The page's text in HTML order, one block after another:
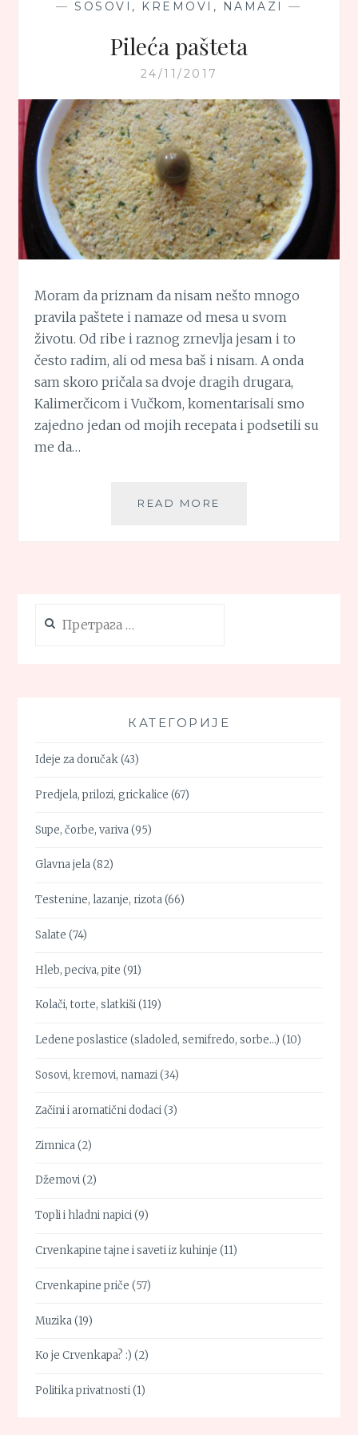
—SOSOVI, KREMOVI, NAMAZI —
Pileća pašteta
24/11/2017
Moram da priznam da nisam nešto mnogo
pravila paštete i namaze od mesa u svom
životu. Od ribe i raznog zrnevlja jesam i to
često radim, ali od mesa baš i nisam. A onda
sam skoro pričala sa dvoje dragih drugara,
Kalimerčicom i Vučkom, komentarisali smo
zajedno jedan od mojih recepata i podsetili su
me da…
READ MORE
за:
КАТЕГОРИЈЕ
Ideje za doručak(43)
Predjela, prilozi, grickalice (67)
Supe, čorbe, variva(95)
Glavna jela(82)
Testenine, lazanje, rizota(66)
Salate (74)
Hleb, peciva, pite (91)
Kolači, torte, slatkiši(119)
Ledene poslastice (sladoled, semifredo, sorbe…) (10)
Sosovi, kremovi, namazi(34)
Začini i aromatični dodaci(3)
Zimnica(2)
Džemovi(2)
Topli i hladni napici(9)
Crvenkapine tajne i saveti iz kuhinje (11)
Crvenkapine priče (57)
Muzika(19)
Ko je Crvenkapa? :) (2)
Politika privatnosti(1)